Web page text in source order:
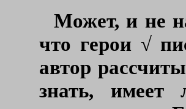
Может, и не
что герои √
автор
знать, имеет